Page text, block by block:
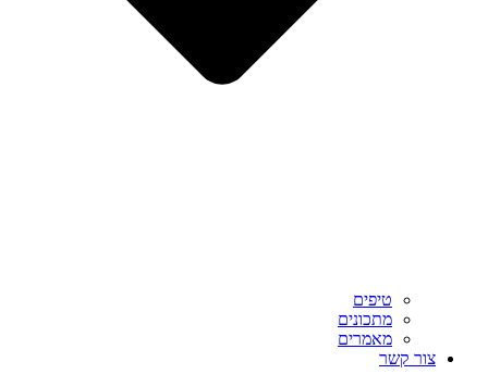
טיפים
מתכונים
מאמרים
צור קשר